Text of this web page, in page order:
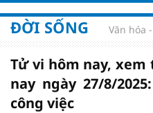
ĐỜI SỐNG Văn hóa
Tử vi hôm nay, xem
nay ngày 27/8/
công việc